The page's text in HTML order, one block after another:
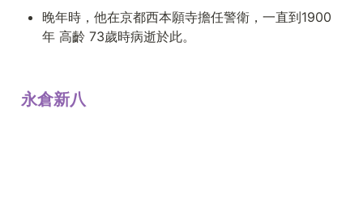
晚年時，他在京都西本願寺擔任警衛，一直到1900
年 高齡 73歲時病逝於此。
永倉新八